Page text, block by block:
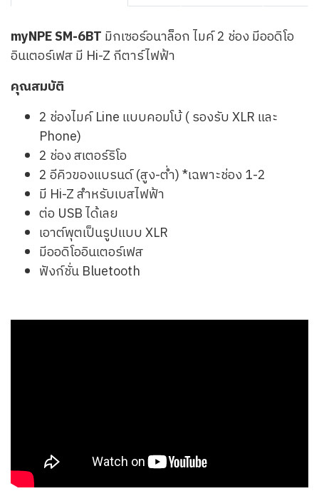
myNPE SM-6BT มิกเซอร์อนาล็อก ไมค์ 2 ช่อง มีออดิโอ
อินเตอร์เฟส มี Hi-Z กีตาร์ไฟฟ้า
คุณสมบัติ
2 ช่องไมค์ Line แบบคอมโบ้ ( รองรับ XLR และ
Phone)
2 ช่อง สเตอร์ริโอ
2 อีคิวของแบรนด์ (สูง-ต่ำ) *เฉพาะช่อง 1-2
มี Hi-Z สำหรับเบสไฟฟ้า
ต่อ USB ได้เลย
เอาต์พุตเป็นรูปแบบ XLR
มีออดิโออินเตอร์เฟส
ฟังก์ชั่น Bluetooth